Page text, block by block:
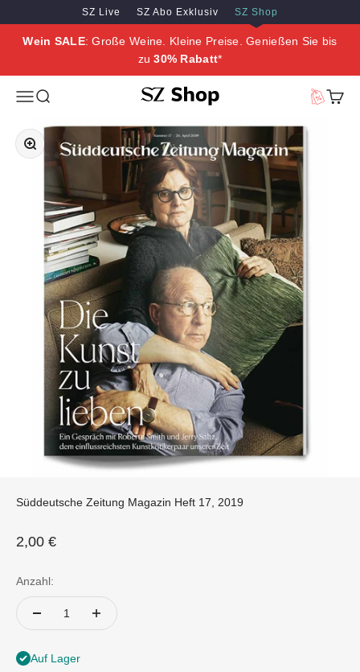
Zum Inhalt springen
Zum Hauptinhalt springen
SZ Live SZ Abo Exklusiv SZ Shop
Wein SALE: Große Weine. Kleine Preise. Genießen Sie bis
zu30% Rabatt*
MenüSuche SZ Erleben
Bild vergrößern
Süddeutsche Zeitung Magazin Heft 17, 2019
Angebot
2,00 €
Anzahl:
Auf Lager